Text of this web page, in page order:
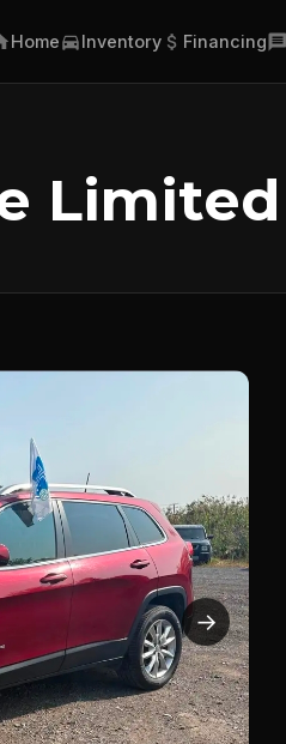
Home Inventory Financing
Limited
→